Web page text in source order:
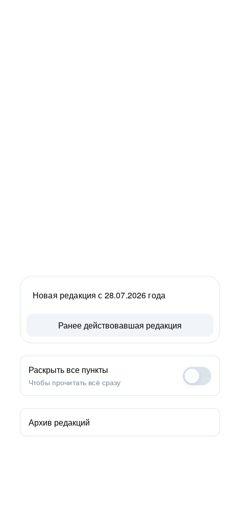
Новая редакция с 28.07.2026 года
Ранее действовавшая редакция
Раскрыть все пункты
Чтобы прочитать всё сразу
Архив редакций